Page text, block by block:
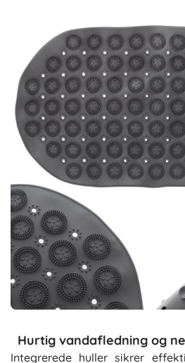
Hurtig vandafledning og
Integrerede huller sikrer